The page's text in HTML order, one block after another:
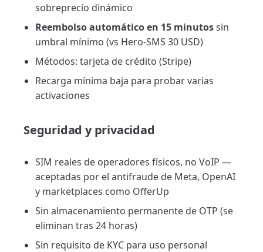
sobreprecio dinámico
Reembolso automático en 15 minutossin
umbral mínimo (vs Hero-SMS 30 USD)
Métodos: tarjeta de crédito (Stripe)
Recarga mínima baja para probar varias
activaciones
Seguridad y privacidad
SIM reales de operadores físicos, no VoIP —
aceptadas por el antifraude de Meta, OpenAI
y marketplaces como OfferUp
Sin almacenamiento permanente de OTP (se
eliminan tras 24 horas)
Sin requisito de KYC para uso personal